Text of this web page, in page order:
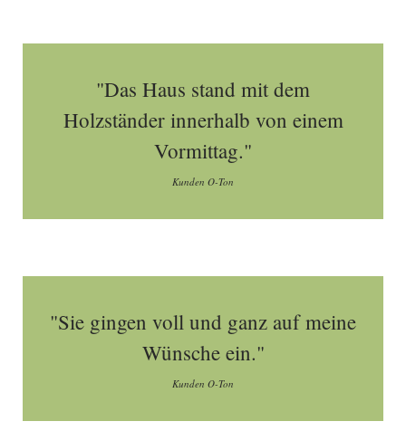
"Das Haus stand mit dem
Holzständer innerhalb von einem
Vormittag."
Kunden O-Ton
"Sie gingen voll und ganz auf meine
Wünsche ein."
Kunden O-Ton